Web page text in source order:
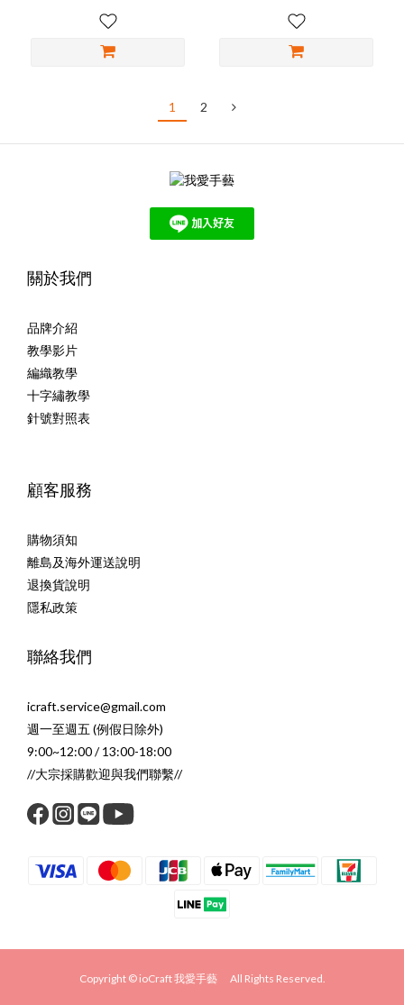
1 2
關於我們
品牌介紹
教學影片
編織教學
十字繡教學
針號對照表
顧客服務
購物須知
離島及海外運送說明
退換貨說明
隱私政策
聯絡我們
icraft.service@gmail.com
週一至週五 (例假日除外)
9:00~12:00 / 13:00-18:00
//大宗採購歡迎與我們聯繫//
Copyright © ioCraft 我愛手藝 All Rights Reserved.